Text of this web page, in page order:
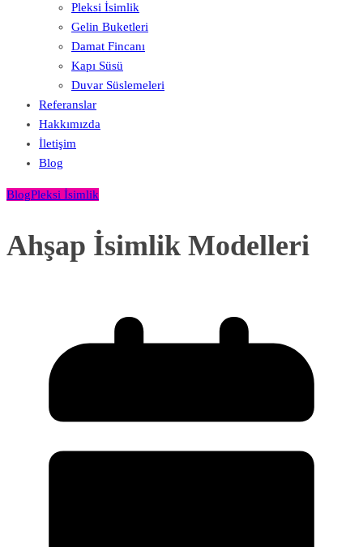
Pleksi İsimlik
Gelin Buketleri
Damat Fincanı
Kapı Süsü
Duvar Süslemeleri
Referanslar
Hakkımızda
İletişim
Blog
BlogPleksi İsimlik
Ahşap İsimlik Modelleri